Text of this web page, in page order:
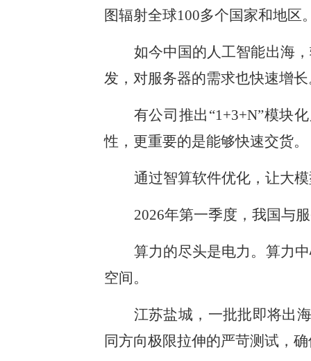
图辐射全球100多个国家和地区
如今中国的人工智能出海
发，对服务器的需求也快速增
有公司推出“1+3+N”模块
性，更重要的是能够快速交货。
通过智算软件优化，让大
2026年第一季度，我国与
算力的尽头是电力。算力
空间。
江苏盐城，一批批即将出
同方向极限拉伸的严苛测试，